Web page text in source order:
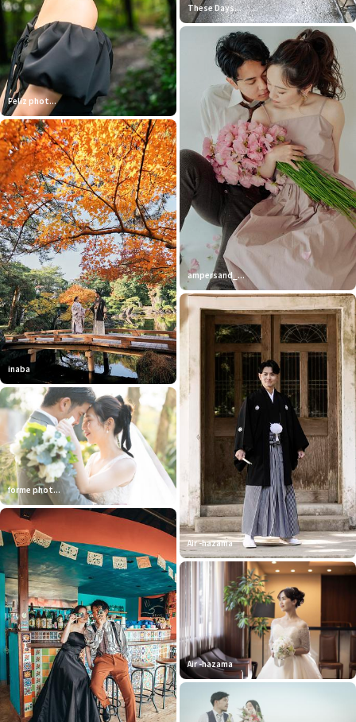
Feliz phot...
inaba
forme phot...
These Days...
ampersand_...
Air -hazama
Air -hazama